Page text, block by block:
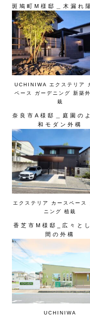
2025.06.13
斑鳩町M様邸＿木漏れ
UCHINIWA エクステリア
ペース
ガーデニング 新築
栽
奈良市A様邸＿庭園の
和モダン外構
エクステリア カースペース
ニング
植栽
香芝市M様邸_広々と
間の外構
UCHINIWA